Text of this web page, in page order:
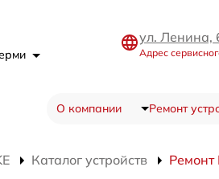
ул. Ленина,
Адрес
О компании Ремонт
Каталог устройств